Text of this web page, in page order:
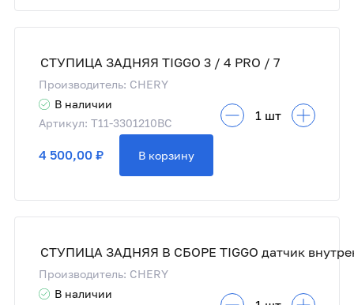
СТУПИЦА ЗАДНЯЯ TIGGO 3 / 4 PRO / 7
Производитель: CHERY
В наличии
Артикул: T11-3301210BC
4 500,00 ₽ В корзину
Производитель: CHERY
В наличии